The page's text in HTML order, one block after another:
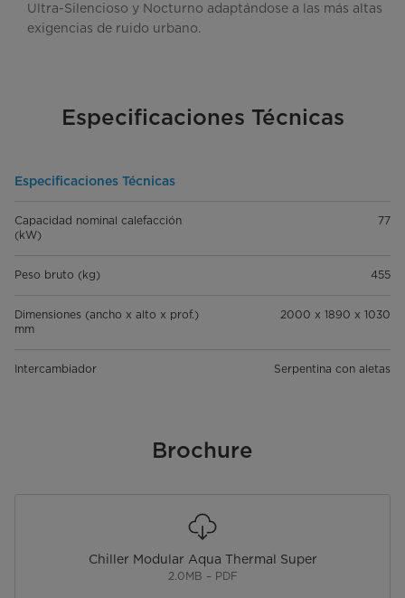
Ultra-Silencioso y Nocturno adaptándose a las más altas
exigencias de ruido urbano.
Especificaciones Técnicas
Especificaciones Técnicas
Capacidad nominal calefacción
(kW)
77
Peso bruto (kg) 455
Dimensiones (ancho x alto x prof.)
mm
2000 x 1890 x 1030
Intercambiador Serpentina con aletas
Brochure
Chiller Modular Aqua Thermal Super
2.0MB – PDF